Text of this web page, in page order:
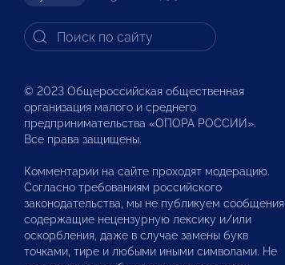
© 2023 Общероссийская общественная
организация малого и среднего
предпринимательства «ОПОРА РОССИИ».
Все права защищены.
Комментарии на сайте проходят модерацию.
Согласно требованиям российского
законодательства, мы не публикуем сообщения,
содержащие нецензурную лексику и/или
оскорбления, даже в случае замены букв
точками, тире и любыми иными символами. Не